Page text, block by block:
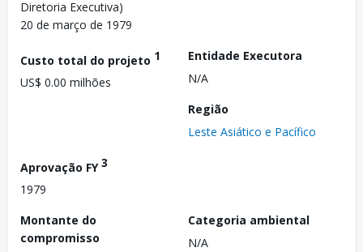
Diretoria Executiva)
20 de março de 1979
Custo total do projeto 1
US$ 0.00 milhões
Entidade Executora
N/A
Região
Leste Asiático e Pacífico
Aprovação FY3
1979
Montante do
compromisso
Categoria ambiental
N/A